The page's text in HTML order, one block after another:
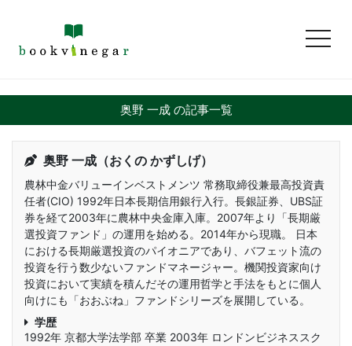
奥野 一成 の記事一覧
奥野 一成（おくの かずしげ）
農林中金バリューインベストメンツ 常務取締役兼最高投資責
任者(CIO) 1992年日本長期信用銀行入行。長銀証券、UBS証
券を経て2003年に農林中央金庫入庫。2007年より「長期厳
選投資ファンド」の運用を始める。2014年から現職。 日本
における長期厳選投資のパイオニアであり、バフェット流の
投資を行う数少ないファンドマネージャー。機関投資家向け
投資において実績を積んだその運用哲学と手法をもとに個人
向けにも「おおぶね」ファンドシリーズを展開している。
学歴
1992年 京都大学法学部 卒業 2003年 ロンドンビジネススク